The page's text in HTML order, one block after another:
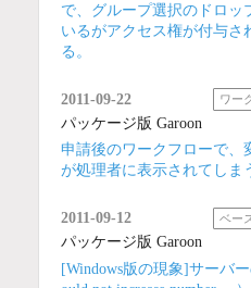
で、グループ選択のドロッ
いるがアクセス権が付与さ
る。
2011-09-22 ワー
パッケージ版 Garoon
申請後のワークフローで、
が処理者に表示されてしま
2011-09-12 ベー
パッケージ版 Garoon
[Windows版の現象]サーバ